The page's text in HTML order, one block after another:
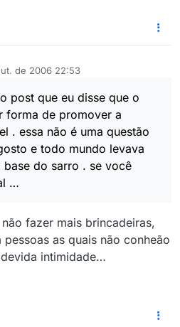
de 2006 22:53
post que eu disse que o
forma de promover a
. essa não é uma questão
e todo mundo levava
do sarro . se você
…
fazer mais brincadeiras,
as quais não conheão
intimidade…